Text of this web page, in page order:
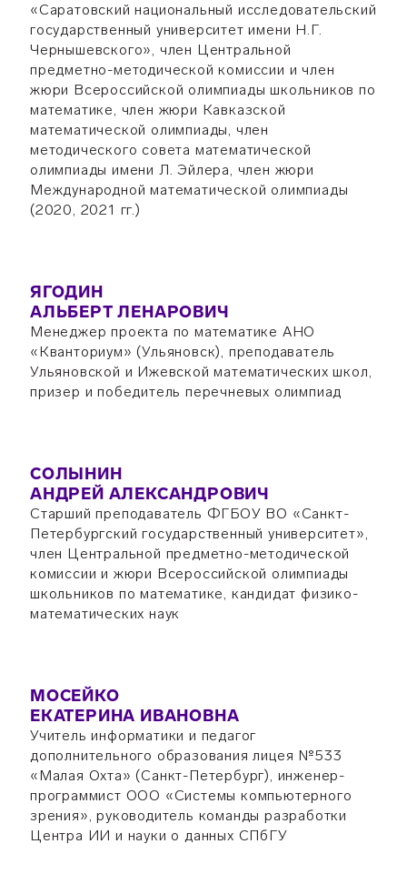
«Саратовский национальный исследовательский
государственный университет имени Н.Г.
Чернышевского», член Центральной
предметно-методической комиссии и член
жюри Всероссийской олимпиады школьников по
математике, член жюри Кавказской
математической олимпиады, член
методического совета математической
олимпиады имени Л. Эйлера, член жюри
Международной математической олимпиады
(2020, 2021 гг.)
ЯГОДИН
АЛЬБЕРТ ЛЕНАРОВИЧ
Менеджер проекта по математике АНО
«Кванториум» (Ульяновск), преподаватель
Ульяновской и Ижевской математических школ,
призер и победитель перечневых олимпиад
СОЛЫНИН
АНДРЕЙ АЛЕКСАНДРОВИЧ
Старший преподаватель ФГБОУ ВО «Санкт-
Петербургский государственный университет»,
член Центральной предметно-методической
комиссии и жюри Всероссийской олимпиады
школьников по математике, кандидат физико-
математических наук
МОСЕЙКО
ЕКАТЕРИНА ИВАНОВНА
Учитель информатики и педагог
дополнительного образования лицея №533
«Малая Охта» (Санкт-Петербург), инженер-
программист ООО «Системы компьютерного
зрения», руководитель команды разработки
Центра ИИ и науки о данных СПбГУ